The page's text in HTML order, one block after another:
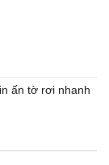
ấn tờ rơi nhanh